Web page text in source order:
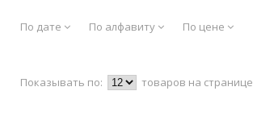
По дате По алфавиту По цене
Показывать по: товаров на странице